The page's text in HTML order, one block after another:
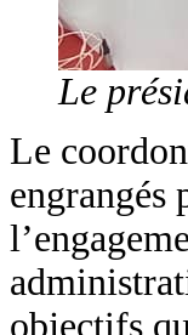
Le
Le
engrangés
objectifs